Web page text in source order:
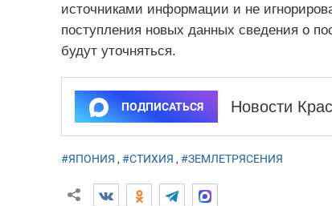
источниками информации и не
поступления новых данных сведения о
будут уточняться.
ПОДПИСАТЬСЯ Новости
#ЯПОНИЯ , #СТИХИЯ , #ЗЕМЛЕТРЯСЕНИЯ